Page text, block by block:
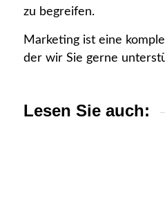
zu begreifen.
Marketing ist eine
der wir Sie gerne
Lesen Sie auch: